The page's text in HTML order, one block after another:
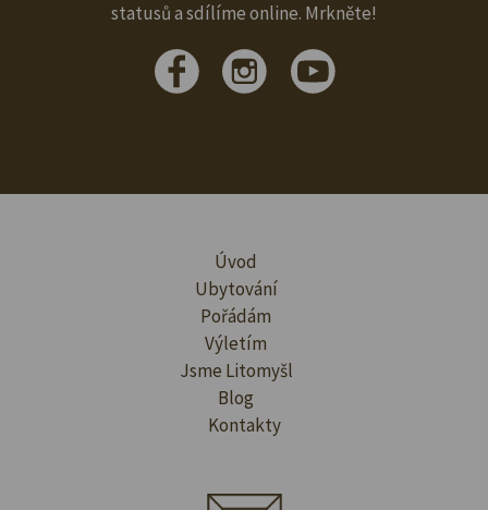
statusů a sdílíme online. Mrkněte!
Úvod
Ubytování
Pořádám
Výletím
Jsme Litomyšl
Blog
Kontakty